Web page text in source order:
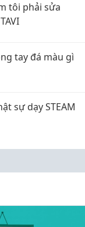
tôi phải sửa
tay đá màu gì
sự dạy STEAM